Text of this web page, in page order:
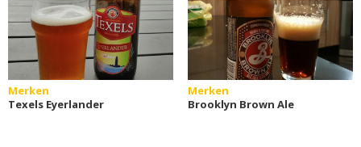
Merken
Texels Eyerlander
Merken
Brooklyn Brown Ale